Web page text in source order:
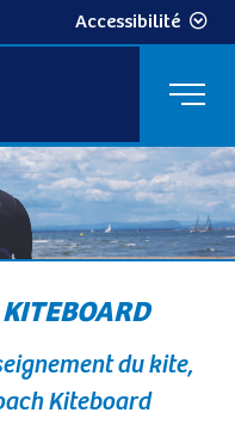
Accessibilité
du kite,
Kiteboard